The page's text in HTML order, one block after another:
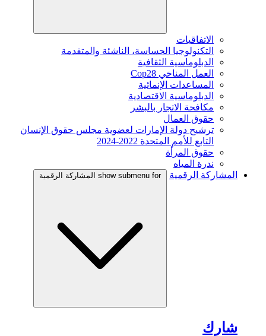
الاتفاقيات
التكنولوجيا الحساسة، الناشئة والمتقدمة
الدبلوماسية الثقافية
العمل المناخي Cop28
المساعدات الإنمائية
الدبلوماسية الاقتصادية
مكافحة الاتجار بالبشر
حقوق العمال
ترشيح دولة الإمارات لعضوية مجلس حقوق الإنسان
التابع للأمم المتحدة 2022-2024
حقوق المرأة
ندرة المياه
المشاركة الرقمية
show submenu for المشاركة الرقمية
شارك